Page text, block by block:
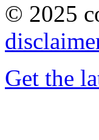
© 2025
Get the